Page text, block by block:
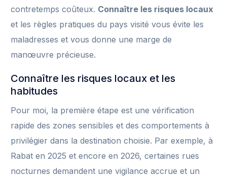
contretemps coûteux. Connaître les risques locaux
et les règles pratiques du pays visité vous évite les
maladresses et vous donne une marge de
manœuvre précieuse.
Connaître les risques locaux et les
habitudes
Pour moi, la première étape est une vérification
rapide des zones sensibles et des comportements à
privilégier dans la destination choisie. Par exemple, à
Rabat en 2025 et encore en 2026, certaines rues
nocturnes demandent une vigilance accrue et un